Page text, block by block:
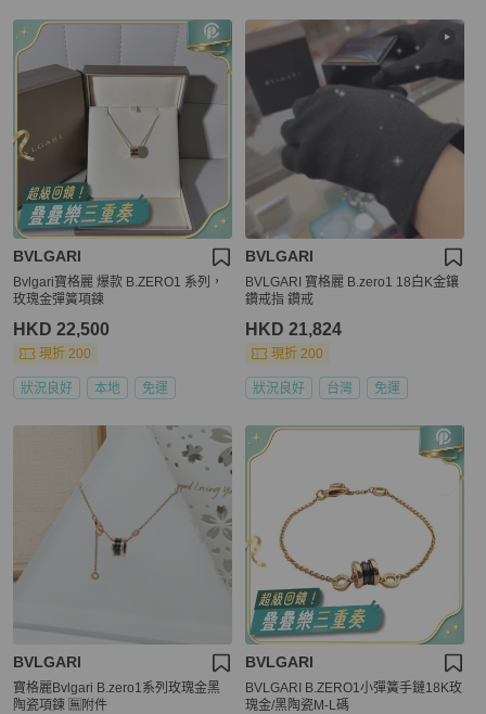
BVLGARI
Bvlgari寶格麗 爆款 B.ZERO1 系列，
玫瑰金彈簧項鍊
HKD 22,500
現折 200
狀況良好 本地 免運
BVLGARI
BVLGARI 寶格麗 B.zero1 18白K金鑲
鑽戒指 鑽戒
HKD 21,824
現折 200
狀況良好 台灣 免運
BVLGARI
寶格麗Bvlgari B.zero1系列玫瑰金黑
陶瓷項鍊 🈚附件
BVLGARI
BVLGARI B.ZERO1小彈簧手鏈18K玫
瑰金/黑陶瓷M-L碼